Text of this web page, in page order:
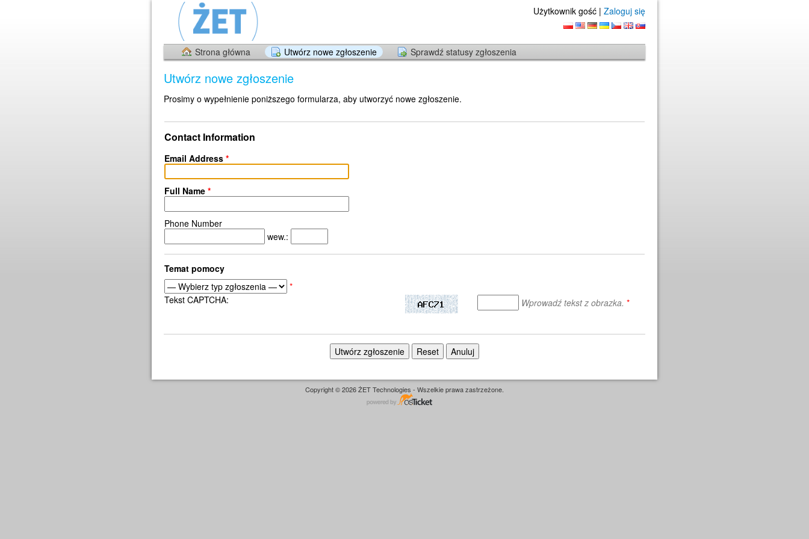
Użytkownik gość | Zaloguj się
Strona główna Utwórz nowe zgłoszenie Sprawdź statusy zgłoszenia
Utwórz nowe zgłoszenie
Prosimy o wypełnienie poniższego formularza, aby utworzyć nowe zgłoszenie.
Contact Information
Email Address *
Full Name *
Phone Number
wew.:
Temat pomocy
*
Tekst CAPTCHA:
Wprowadź tekst z obrazka. *
Copyright © 2026 ŻET Technologies - Wszelkie prawa zastrzeżone.